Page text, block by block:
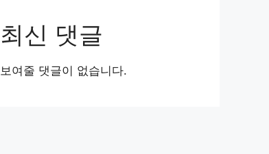
최신 댓글
보여줄 댓글이 없습니다.